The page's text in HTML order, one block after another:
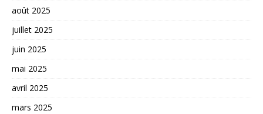
août 2025
juillet 2025
juin 2025
mai 2025
avril 2025
mars 2025